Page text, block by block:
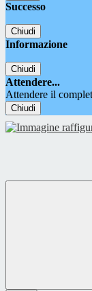
Successo
Chiudi
Informazione
Chiudi
Attendere...
Attendere il
Chiudi